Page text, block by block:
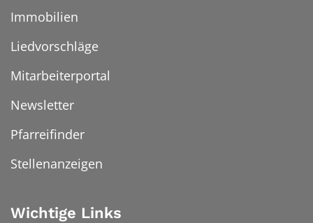
Immobilien
Liedvorschläge
Mitarbeiterportal
Newsletter
Pfarreifinder
Stellenanzeigen
Wichtige Links